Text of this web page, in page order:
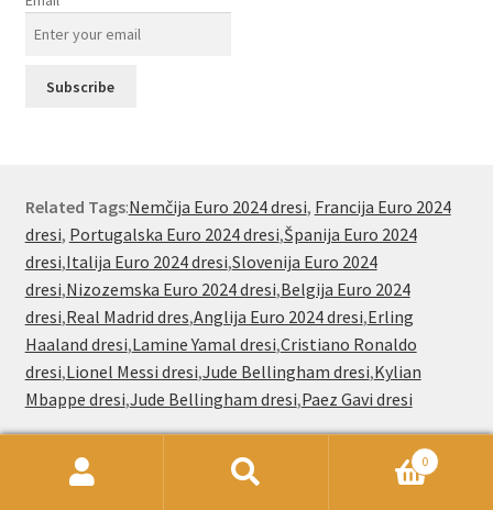
Related Tags:Nemčija Euro 2024 dresi, Francija Euro 2024
dresi, Portugalska Euro 2024 dresi,Španija Euro 2024
dresi,Italija Euro 2024 dresi,Slovenija Euro 2024
dresi,Nizozemska Euro 2024 dresi,Belgija Euro 2024
dresi,Real Madrid dres,Anglija Euro 2024 dresi,Erling
Haaland dresi,Lamine Yamal dresi,Cristiano Ronaldo
dresi,Lionel Messi dresi,Jude Bellingham dresi,Kylian
Mbappe dresi,Jude Bellingham dresi,Paez Gavi dresi
0